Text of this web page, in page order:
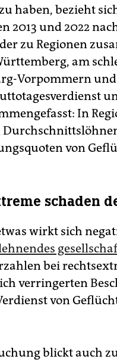
haben, bezieht
2013 und 2022
zu Regionen
am
Vorpommern
In
von
schaden
wirkt sich
bei
verringerten
von
blickt auch